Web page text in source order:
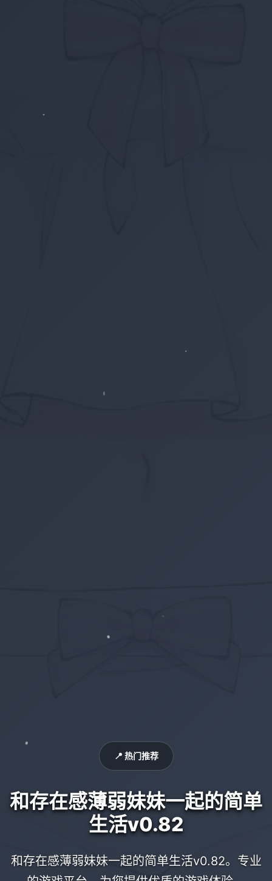
📍 热门推荐
和存在感薄弱妹妹一起的简单
生活v0.82
和存在感薄弱妹妹一起的简单生活v0.82。专业